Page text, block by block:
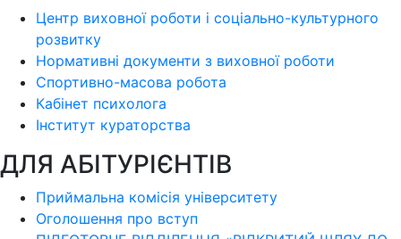
Центр виховної роботи і соціально-культурного
розвитку
Нормативні документи з виховної роботи
Спортивно-масова робота
Кабінет психолога
Інститут кураторства
ДЛЯ АБІТУРІЄНТІВ
Приймальна комісія університету
Оголошення про вступ